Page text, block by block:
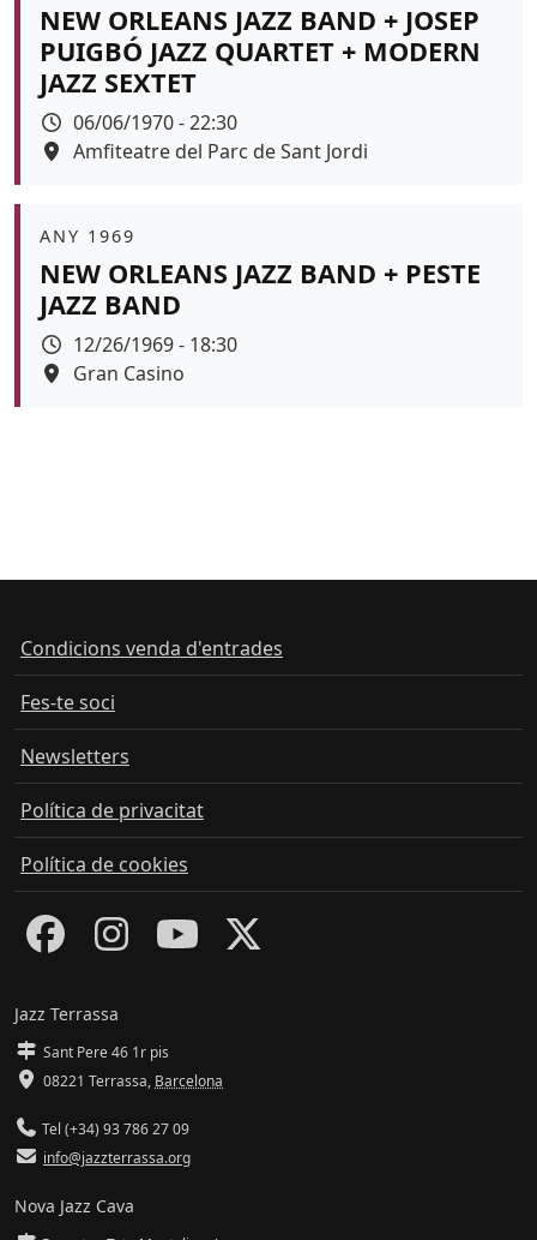
NEW ORLEANS JAZZ BAND + JOSEP
PUIGBÓ JAZZ QUARTET + MODERN
JAZZ SEXTET
Data
06/06/1970 - 22:30
Espai
Amfiteatre del Parc de Sant Jordi
Àmbit
ANY 1969
NEW ORLEANS JAZZ BAND + PESTE
JAZZ BAND
Data
12/26/1969 - 18:30
Espai
Gran Casino
Condicions venda d'entrades
Fes-te soci
Newsletters
Política de privacitat
Política de cookies
Jazz Terrassa
Sant Pere 46 1r pis
08221 Terrassa, Barcelona
Tel (+34) 93 786 27 09
info@jazzterrassa.org
Nova Jazz Cava